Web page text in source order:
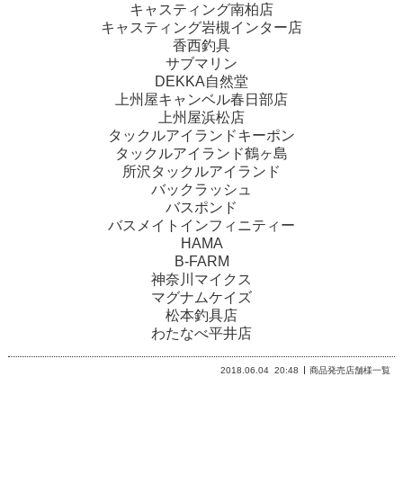
キャスティング南柏店
キャスティング岩槻インター店
香西釣具
サブマリン
DEKKA自然堂
上州屋キャンベル春日部店
上州屋浜松店
タックルアイランドキーポン
タックルアイランド鶴ヶ島
所沢タックルアイランド
バックラッシュ
バスポンド
バスメイトインフィニティー
HAMA
B-FARM
神奈川マイクス
マグナムケイズ
松本釣具店
わたなべ平井店
2018.06.04 20:48 商品発売店舗様一覧